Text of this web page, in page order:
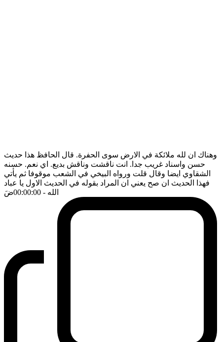
وهناك ان لله ملائكة في الارض سوى الحفرة. قال الحافظ هذا حديث
حسن واسناد غريب جدا. انت ناقشت وناقش بديع. اي نعم. حسنه
الشقاوي ايضا وقال قلت ورواه البيخي في الشعب موقوفا ثم يأتي
فهذا الحديث ان صح يعني ان المراد بقوله في الحديث الاول يا عباد
الله - 00:00:00 ضَ